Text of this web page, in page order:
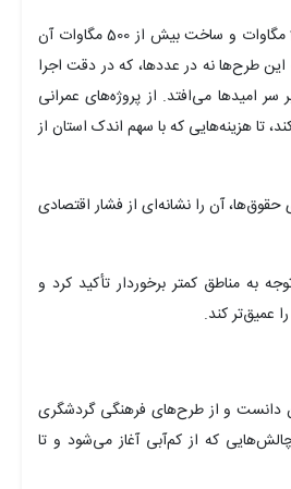
در ادامه حرف نیروگاه‌های خورشیدی هم به میان آمد، از مجوز 2500 مگاوات و ساخت بیش از 500 مگاوات آن
طرح‌ها نه در عددها، که در دقت اجرا
امیدها می‌افتد. از پروژه‌های عمرانی
تا هزینه‌هایی که با سهم اندک استان از
نایب رئیس مجلس در نقد افزایش 20 درصدی حقوق‌ها، آن را نشانه‌ای از فشار اقتصادی
به مناطق کمتر برخوردار تأکید کرد و
عمیق‌تر کند.
دانست و از طرح‌های فرهنگی گردشگری
که از کم‌آبی آغاز می‌شود و تا